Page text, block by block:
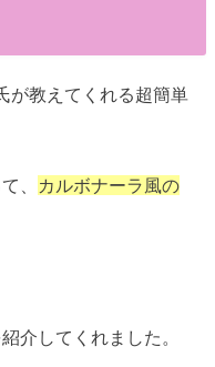
が教えてくれる超簡単
、 カルボナーラ風の
介してくれました。